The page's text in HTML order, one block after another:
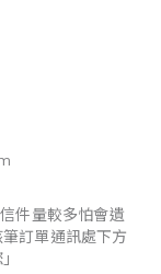
信件量較多怕會遺
訂單通訊處下方